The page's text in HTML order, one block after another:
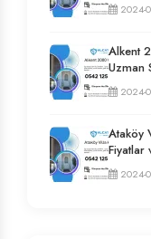
2024-
Alkent
Uzman
2024-
Ataköy
Fiyatlar
2024-